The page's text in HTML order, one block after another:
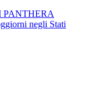
PANTHERA
negli Stati